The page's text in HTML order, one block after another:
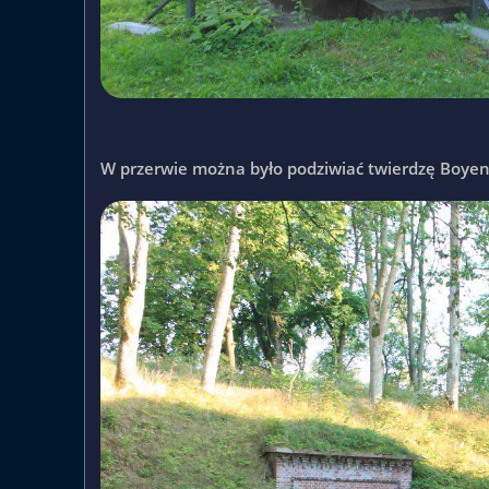
W przerwie można było podziwiać twierdzę